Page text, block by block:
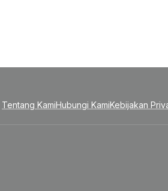
Tentang KamiHubungi KamiKebijakan